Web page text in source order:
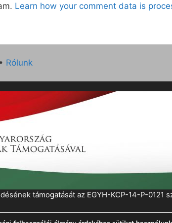
Learn how your comment data is
• Rólunk
támogatását az EGYH-KCP-14-P-